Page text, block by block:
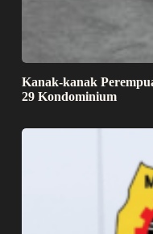
Kanak-kanak
29 Kondominium